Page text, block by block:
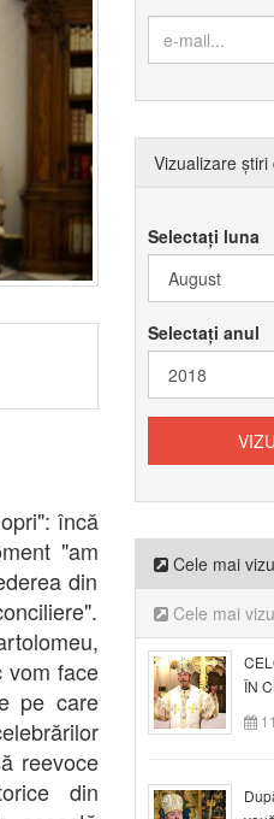
încă
"am
din
vom face
pe care
reevoce
din
Vizualizare știri
Selectați luna
Selectați anul
Cele mai
Cele mai
ÎN